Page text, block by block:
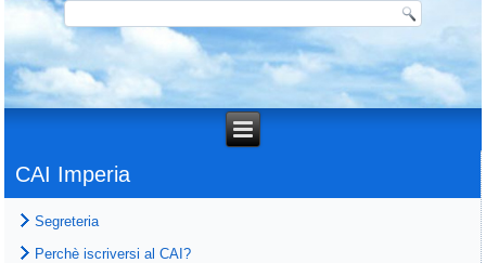
CAI Imperia
Segreteria
Perchè iscriversi al CAI?